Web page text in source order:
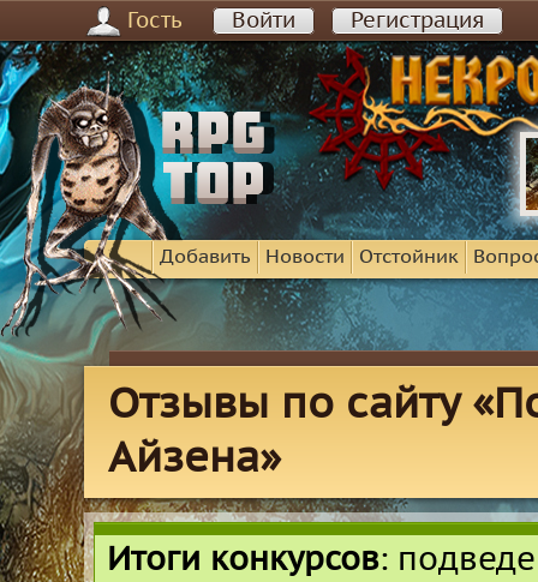
Гость Войти Регистрация
Добавить Новости Отстойник
Отзывы по сайту
Айзена»
Итоги конкурсов: